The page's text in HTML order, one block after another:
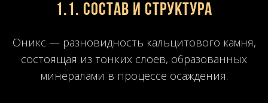
1.1. Состав и структура
Оникс — разновидность кальцитового камня,
состоящая из тонких слоев, образованных
минералами в процессе осаждения.